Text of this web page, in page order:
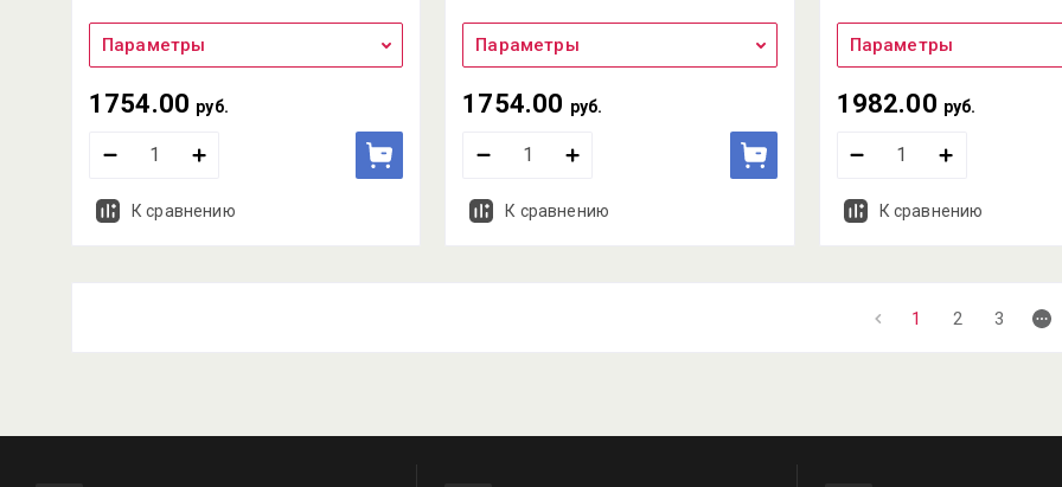
Параметры
1754.00 руб.
К сравнению
Параметры
1754.00 руб.
К сравнению
Параметры
1982.00 руб.
К сравнению
1 2 3